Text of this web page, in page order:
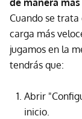
de manera
Cuando se
carga más
jugamos en la
tendrás que:
Abrir
inicio.